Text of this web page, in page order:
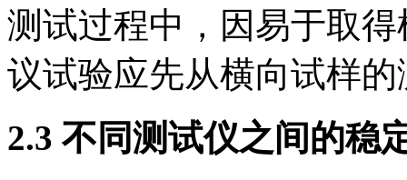
测试过程中，因易于取
议试验应先从横向试样
2.3 不同测试仪之间的稳